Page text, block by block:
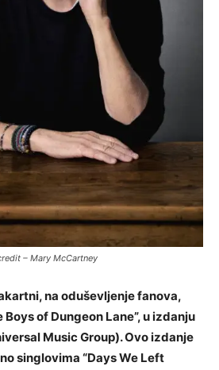
– Mary McCartney
na oduševljenje fanova,
of Dungeon Lane”, u izdanju
Music Group). Ovo izdanje
singlovima “Days We Left